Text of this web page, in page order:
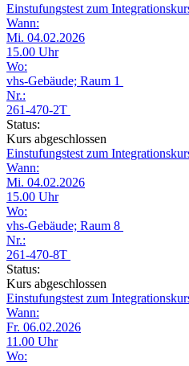
Einstufungstest zum
Wann:
Mi. 04.02.2026
15.00 Uhr
Wo:
vhs-Gebäude; Raum 1
Nr.:
261-470-2T
Status:
Kurs abgeschlossen
Einstufungstest zum
Wann:
Mi. 04.02.2026
15.00 Uhr
Wo:
vhs-Gebäude; Raum 8
Nr.:
261-470-8T
Status:
Kurs abgeschlossen
Einstufungstest zum
Wann:
Fr. 06.02.2026
11.00 Uhr
Wo: